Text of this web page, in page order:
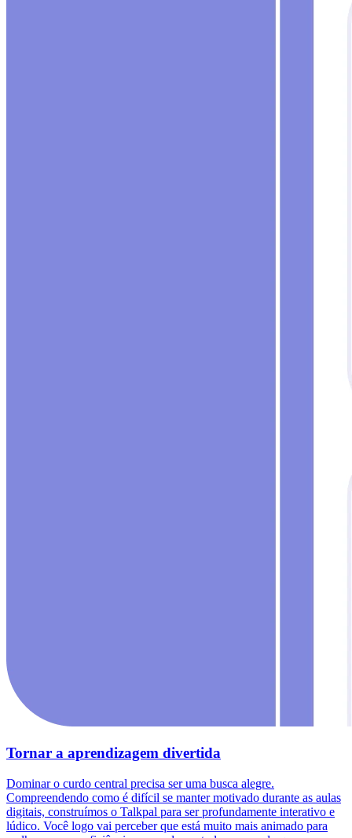
Tornar a aprendizagem divertida
Dominar o curdo central precisa ser uma busca alegre.
Compreendendo como é difícil se manter motivado durante as aulas
digitais, construímos o Talkpal para ser profundamente interativo e
lúdico. Você logo vai perceber que está muito mais animado para